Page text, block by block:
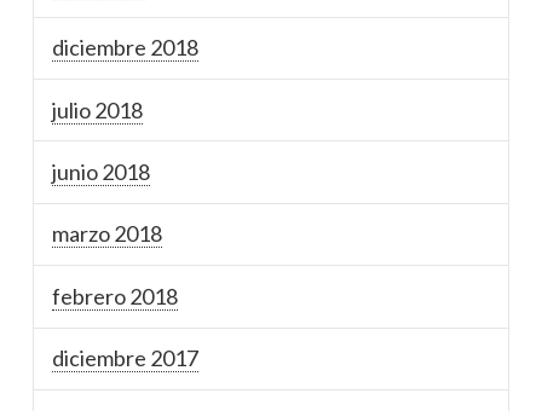
diciembre 2018
julio 2018
junio 2018
marzo 2018
febrero 2018
diciembre 2017